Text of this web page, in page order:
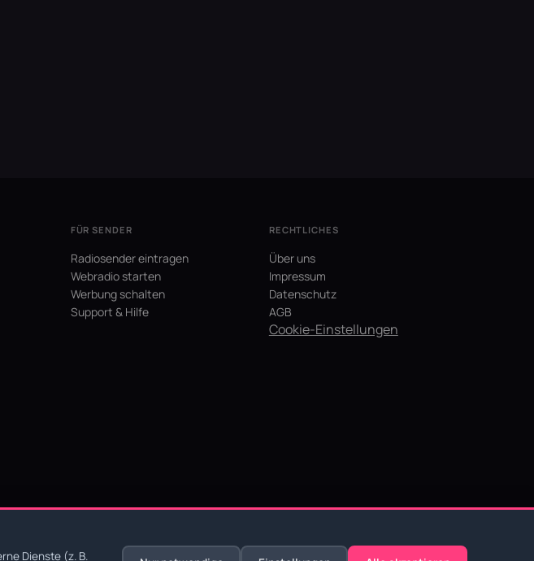
FÜR SENDER
Radiosender eintragen
Webradio starten
Werbung schalten
Support & Hilfe
RECHTLICHES
Über uns
Impressum
Datenschutz
AGB
Cookie-Einstellungen
Dienste (z. B.